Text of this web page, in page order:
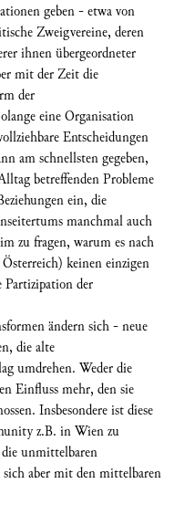
geben - etwa von
Zweigvereine, deren
ihnen übergeordneter
mit der Zeit die
der
eine Organisation
Entscheidungen
am schnellsten gegeben,
betreffenden Probleme
ein, die
manchmal auch
zu fragen, warum es nach
keinen einzigen
Partizipation der
ändern sich - neue
die alte
umdrehen. Weder die
Einfluss mehr, den sie
Insbesondere ist diese
z.B. in Wien zu
unmittelbaren
aber mit den mittelbaren